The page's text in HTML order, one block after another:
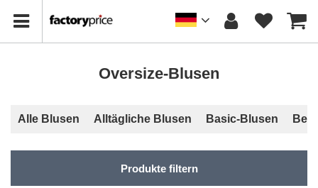
Oversize-Blusen
Alle Blusen Alltägliche Blusen Basic-Blusen
Produkte filtern